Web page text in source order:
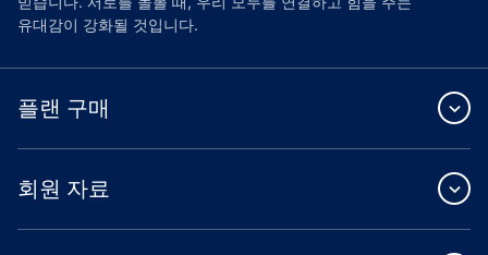
유대감이 강화될 것입니다.
플랜 구매
회원 자료